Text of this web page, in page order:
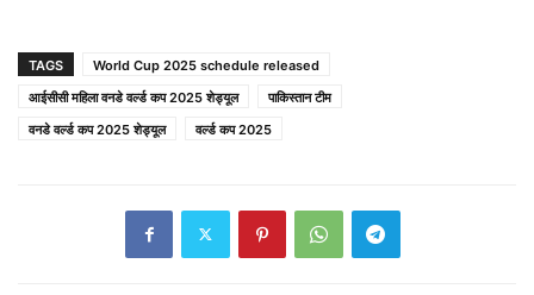
TAGS
World Cup 2025 schedule released
आईसीसी महिला वनडे वर्ल्ड कप 2025 शेड्यूल
पाकिस्तान टीम
वनडे वर्ल्ड कप 2025 शेड्यूल
वर्ल्ड कप 2025